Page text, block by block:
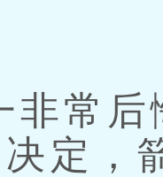
常后
定，